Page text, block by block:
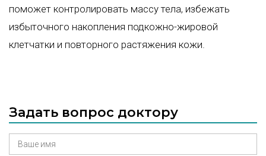
поможет контролировать массу тела, избежать
избыточного накопления подкожно-жировой
клетчатки и повторного растяжения кожи.
Задать вопрос доктору